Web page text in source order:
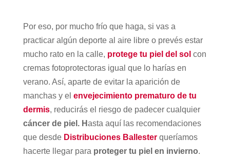
Por eso, por mucho frío que haga, si vas a
practicar algún deporte al aire libre o prevés estar
mucho rato en la calle, protege tu piel del sol con
cremas fotoprotectoras igual que lo harías en
verano. Así, aparte de evitar la aparición de
manchas y el envejecimiento prematuro de tu
dermis, reducirás el riesgo de padecer cualquier
cáncer de piel. Hasta aquí las recomendaciones
que desde Distribuciones Ballesterqueríamos
hacerte llegar para proteger tu piel en invierno.